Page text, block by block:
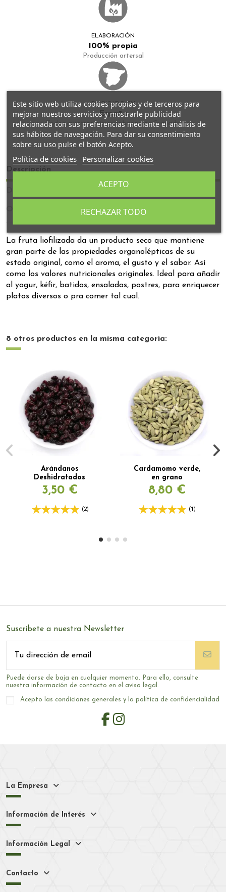
ELABORACIÓN
100% propia
Producción artersal
FABRICADO EN
España
Todos nuestros tés se fabrican en Granada
Descripción
Opiniones
La fruta liofilizada da un producto seco que mantiene
gran parte de las propiedades organolépticas de su
estado original, como el aroma, el gusto y el sabor. Así
como los valores nutricionales originales. Ideal para añadir
al yogur, kéfir, batidos, ensaladas, postres, para enriquecer
platos diversos o pra comer tal cual.
8 otros productos en la misma categoría:
Arándanos
Deshidratados
3,50 €
(2)
Cardamomo verde,
en grano
8,80 €
(1)
Suscríbete a nuestra Newsletter
Puede darse de baja en cualquier momento. Para ello, consulte
nuestra información de contacto en el aviso legal.
Acepto las condiciones generales y la política de confidencialidad
La Empresa
Información de Interés
Información Legal
Contacto
Este sitio web utiliza cookies propias y de terceros para
mejorar nuestros servicios y mostrarle publicidad
relacionada con sus preferencias mediante el análisis de
sus hábitos de navegación. Para dar su consentimiento
sobre su uso pulse el botón Acepto.
Política de cookies Personalizar cookies
RECHAZAR TODO
ACEPTO